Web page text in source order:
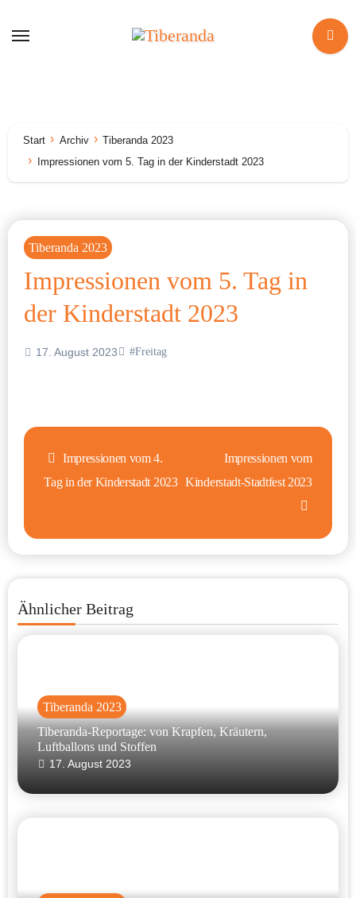
Inhalt
Start Archiv
Tiberanda 2023
Impressionen vom 5. Tag in der Kinderstadt 2023
Tiberanda 2023
Impressionen vom 5. Tag in
der Kinderstadt 2023
17. August 2023 #Freitag
Beitragsnavigation
Impressionen vom 4.
Tag in der Kinderstadt 2023
Impressionen vom
Kinderstadt-Stadtfest 2023
Ähnlicher Beitrag
Tiberanda 2023
Tiberanda-Reportage: von Krapfen, Kräutern,
Luftballons und Stoffen
17. August 2023